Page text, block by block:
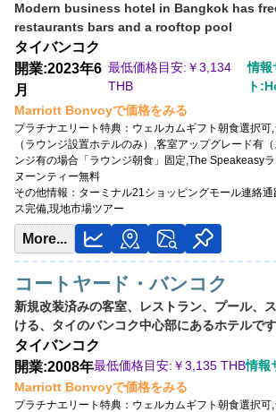
Modern business hotel in Bangkok has
restaurants bars and a rooftop pool
タイバンコク
開業:2023年6
月
最低価格目安:￥3,134
THB
情報
ト
Marriott Bonvoyで価格をみる
プラチナエリート特典： ウェルカムギフト朝食選択可
（ラウンジ設置ホテルのみ）,客室アップグレード有
ンジ有の場合「ラウンジ朝食」固定,The Speakeasy
ヌーンティー無料
その他情報： ターミナル21ショッピングモール連絡
ス完備,現地市場ツアー
More...
コートヤード・バンコク
新規改装済みの客室、レストラン、プール、
ける、タイのバンコク中心部にあるホテルです
タイバンコク
開業:2008年最低価格目安:￥3,135 THB情報
Marriott Bonvoyで価格をみる
プラチナエリート特典： ウェルカムギフト朝食選択可